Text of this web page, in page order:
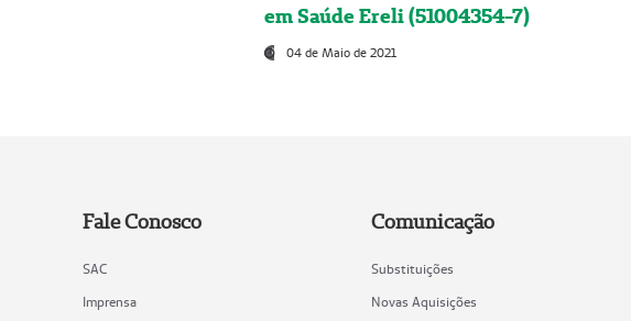
em Saúde Ereli (51004354-7)
04 de Maio de 2021
Fale Conosco
SAC
Imprensa
Comunicação
Substituições
Novas Aquisições